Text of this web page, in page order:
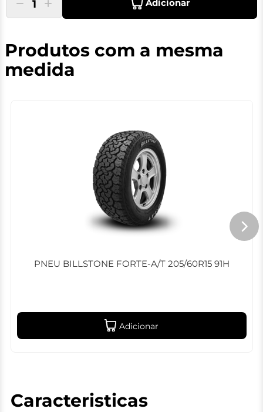
1 Adicionar
Produtos com a mesma
medida
PNEU BILLSTONE FORTE-A/T 205/60R15 91H
Adicionar
Caracteristicas